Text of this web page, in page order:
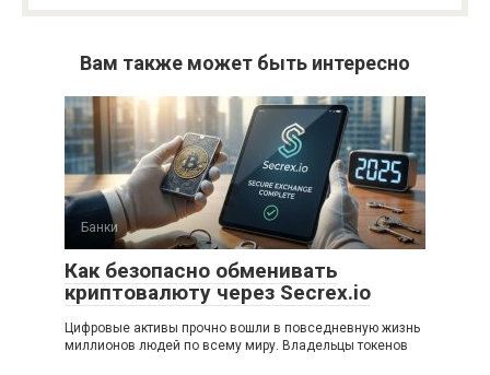
Вам также может быть интересно
Банки
Как безопасно обменивать
криптовалюту через Secrex.io
Цифровые активы прочно вошли в повседневную жизнь
миллионов людей по всему миру. Владельцы токенов